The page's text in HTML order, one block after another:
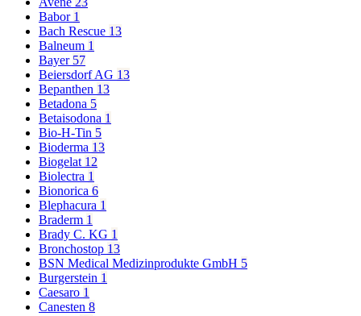
Babor 1
Bach Rescue 13
Balneum 1
Bayer 57
Beiersdorf AG 13
Bepanthen 13
Betadona 5
Betaisodona 1
Bio-H-Tin 5
Bioderma 13
Biogelat 12
Biolectra 1
Bionorica 6
Blephacura 1
Braderm 1
Brady C. KG 1
Bronchostop 13
BSN Medical Medizinprodukte GmbH 5
Burgerstein 1
Caesaro 1
Canesten 8